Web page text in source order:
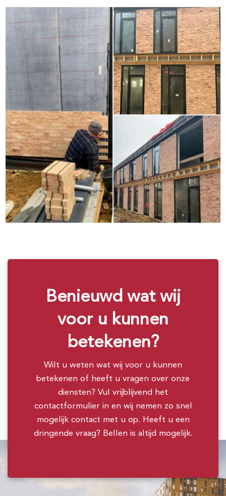
Benieuwd wat wij
voor u kunnen
betekenen?
Wilt u weten wat wij voor u kunnen
betekenen of heeft u vragen over onze
diensten? Vul vrijblijvend het
contactformulier in en wij nemen zo snel
mogelijk contact met u op. Heeft u een
dringende vraag? Bellen is altijd mogelijk.